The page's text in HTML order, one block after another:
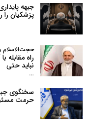
جبهه
پزشکیان را
حجت‌الاسلام
راه
نباید حتی
…
سخنگوی
حرمت